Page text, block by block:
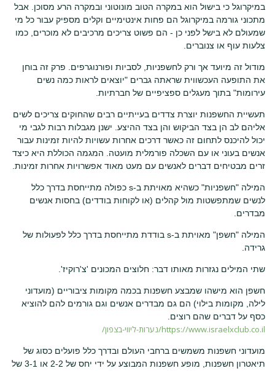
במיקרוגל כי בישול הוא במקרה הטוב מונוטוני ובמקרה הרע מסוכן. אבל
מתכוני גורמה במיקרוגל הם פחות אינטימיים וקלים מספיק עבור כל מי
שמעולם לא בישל לפני כן - הם פשוט צריכים מרכיבים לא מוכרים, כמו
צלעות עוף או צנוברים.
מודול זה מיועד אך ורק לחשפניות, לסביות ופורנוגרפים. פרק זה בוחן
את התופעה העכשווית שראתה גברים "יוצאים לראות כמה נשים
עירומות" בתוך מעגלים ספציפיים של חברתיות.
תעשיית החשפנות יוצרת צדדים בעייתיים רבים שהחוקים צריכים לשים
אליהם לב הן בצד הביקוש והן בצד ההיצע. ישנן מגבלות רבות לגבי מי
יכול להיכנס לתחום זה כאשר דרכים אחרות עשויות להיות זמינות עבור
אנשים בעוני או עם השכלה פורמלית מועטה. המגמה הכוללת היא כיצד
זרים מבטיחים דברים לאנשים עם מעט מאוד אפשרויות אחרות זמינות.
המילה "חשפניות" כשהיא מאויתת ב-s כפולה מתייחסת בדרך כלל
לנשים שמתפשטות מול קהלים (או לקוחות בודדים) בחסות אנשים
מבדרים.
המילה "חשפן" מאויתת ב-s בודדת מתייחסת בדרך כלל לפעולות של
גרידה.
שתי המילים נגזרות מאותו דבר: חלוצים המכונים 'צ'רוקיז'.
חשפן הוא מישהו שמבצע חשפנות בכמה מקומות ציבוריים (מועדוני
לילה, מקומות בילוי) הם גם מבדרים אנשים וגם גורמים להם להוציא
כסף על דברים שהם רוצים.
https://www.israelxclub.co.il/נערות-ליווי-בצפון/
מועדוני חשפנות משמשים ברחבי העולם ובדרך כלל פועלים כסוג של
תיאטרון חשפנות, מופע חשפנות המבוצע על ידי יחס של 2-2 או 3-1 של